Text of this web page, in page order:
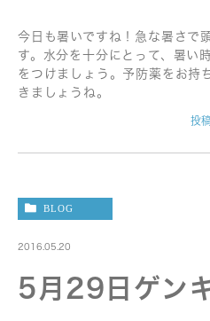
今日も暑いですね！急な暑さで
す。水分を十分にとって、暑い
をつけましょう。予防薬をお持
きましょうね。
投
BLOG
2016.05.20
5月29日ゲン